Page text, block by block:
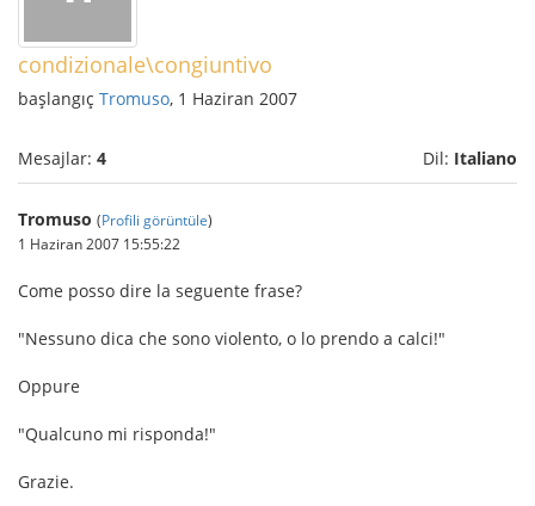
condizionale\congiuntivo
başlangıç Tromuso, 1 Haziran 2007
Mesajlar: 4 Dil: Italiano
Tromuso (Profili görüntüle)
1 Haziran 2007 15:55:22
Come posso dire la seguente frase?
"Nessuno dica che sono violento, o lo prendo a calci!"
Oppure
"Qualcuno mi risponda!"
Grazie.